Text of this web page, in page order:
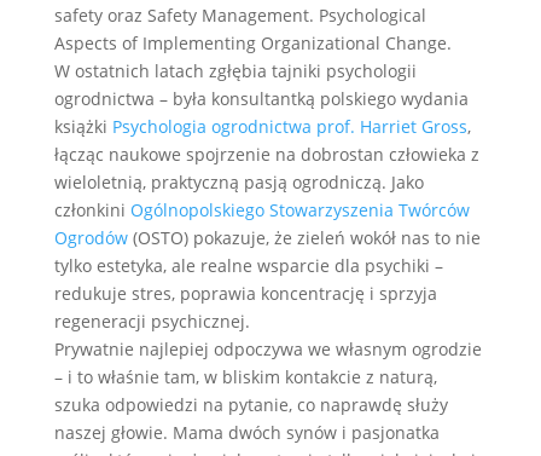
safety oraz Safety Management. Psychological
Aspects of Implementing Organizational Change.
W ostatnich latach zgłębia tajniki psychologii
ogrodnictwa – była konsultantką polskiego wydania
książki Psychologia ogrodnictwa prof. Harriet Gross,
łącząc naukowe spojrzenie na dobrostan człowieka z
wieloletnią, praktyczną pasją ogrodniczą. Jako
członkini Ogólnopolskiego Stowarzyszenia Twórców
Ogrodów(OSTO) pokazuje, że zieleń wokół nas to nie
tylko estetyka, ale realne wsparcie dla psychiki –
redukuje stres, poprawia koncentrację i sprzyja
regeneracji psychicznej.
Prywatnie najlepiej odpoczywa we własnym ogrodzie
– i to właśnie tam, w bliskim kontakcie z naturą,
szuka odpowiedzi na pytanie, co naprawdę służy
naszej głowie. Mama dwóch synów i pasjonatka